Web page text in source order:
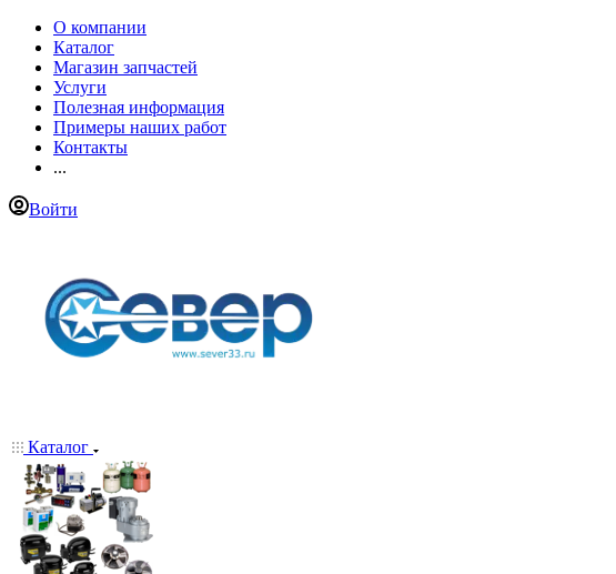
О компании
Каталог
Магазин запчастей
Услуги
Полезная информация
Примеры наших работ
Контакты
...
Войти
Каталог